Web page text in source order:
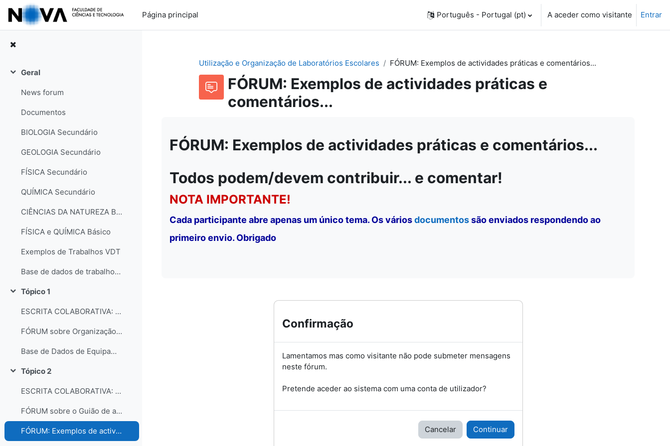
Ir para o conteúdo principal
Página principal
Português - Portugal ‎(pt)‎ A aceder como visitante Entrar
Contrair
Geral
News forum
Documentos
BIOLOGIA Secundário
GEOLOGIA Secundário
FÍSICA Secundário
QUÍMICA Secundário
CIÊNCIAS DA NATUREZA Básico
FÍSICA e QUÍMICA Básico
Exemplos de Trabalhos VDT
Base de dados de trabalhos dos participantes do curso
Contrair
Tópico 1
ESCRITA COLABORATIVA: Organização dos laboratórios
FÓRUM sobre Organização e gestão dos laboratórios escolares
Base de Dados de Equipamentos e Consumíveis dos Laboratórios
Contrair
Tópico 2
ESCRITA COLABORATIVA: Guião de Actividade Prática
FÓRUM sobre o Guião de actividades práticas
FÓRUM: Exemplos de actividades práticas e comentários...
Utilização e Organização de Laboratórios Escolares FÓRUM: Exemplos de actividades práticas e comentários...
FÓRUM: Exemplos de actividades práticas e
comentários...
FÓRUM: Exemplos de actividades práticas e comentários...
Todos podem/devem contribuir... e comentar!
NOTA IMPORTANTE!
Cada participante abre apenas um único tema. Os váriosdocumentossão enviados respondendo ao
primeiro envio. Obrigado
Confirmação
Lamentamos mas como visitante não pode submeter mensagens
neste fórum.
Pretende aceder ao sistema com uma conta de utilizador?
Cancelar Continuar